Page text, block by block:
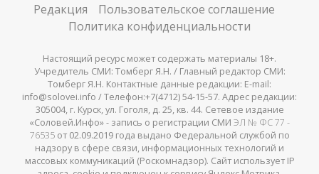
Редакция
Пользовательское соглашение
Политика конфиденциальности
Настоящий ресурс может содержать материалы 18+.
Учредитель СМИ: Томберг Я.Н. / Главный редактор СМИ:
Томберг Я.Н. Контактные данные редакции: E-mail:
info@solovei.info / Телефон:+7(4712) 54-15-57. Адрес редакции:
305004, г. Курск, ул. Гоголя, д. 25, кв. 44. Сетевое издание
«Соловей.Инфо» - запись о регистрации СМИ ЭЛ № ФС 77 -
76535от 02.09.2019 года выдано Федеральной службой по
надзору в сфере связи, информационных технологий и
массовых коммуникаций (Роскомнадзор). Сайт использует IP